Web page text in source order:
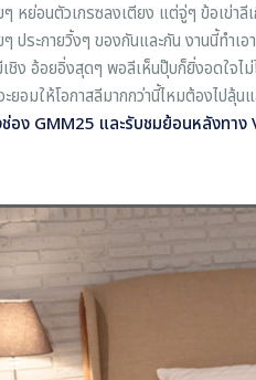
หย่อนตัวเกรซลงเตียง แต่จู่ๆ ข้อเข่า
ประกายวิ้งๆ ของกันและกัน งานนี้ทำเ
ชิง อ้อยอิ่งสุดๆ พอลีเห็นปุ๊บก็ยิ่งอดใจไ
ะยอมให้โอกาสลีมากกว่านี้ไหมต้องไปลุ้น
อง GMM25 และรับชมย้อนหลังทาง